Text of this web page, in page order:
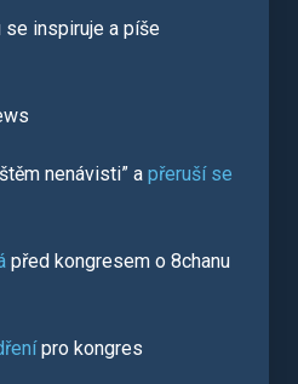
se inspiruje a píše
nenávisti” a přeruší se
před kongresem o 8chanu
pro kongres